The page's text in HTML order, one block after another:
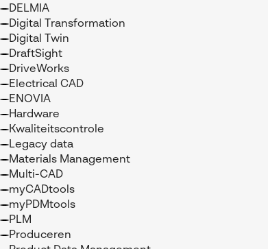
DELMIA
Digital Transformation
Digital Twin
DraftSight
DriveWorks
Electrical CAD
ENOVIA
Hardware
Kwaliteitscontrole
Legacy data
Materials Management
Multi-CAD
myCADtools
myPDMtools
PLM
Produceren